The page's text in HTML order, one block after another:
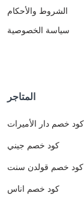
الشروط والأحكام
سياسة الخصوصية
المتاجر
كود خصم دار الأميرات
كود خصم جيني
كود خصم قولدن سنت
كود خصم اناس